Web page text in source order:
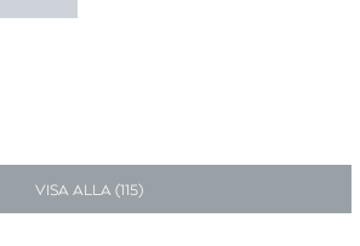
VISA ALLA (115)